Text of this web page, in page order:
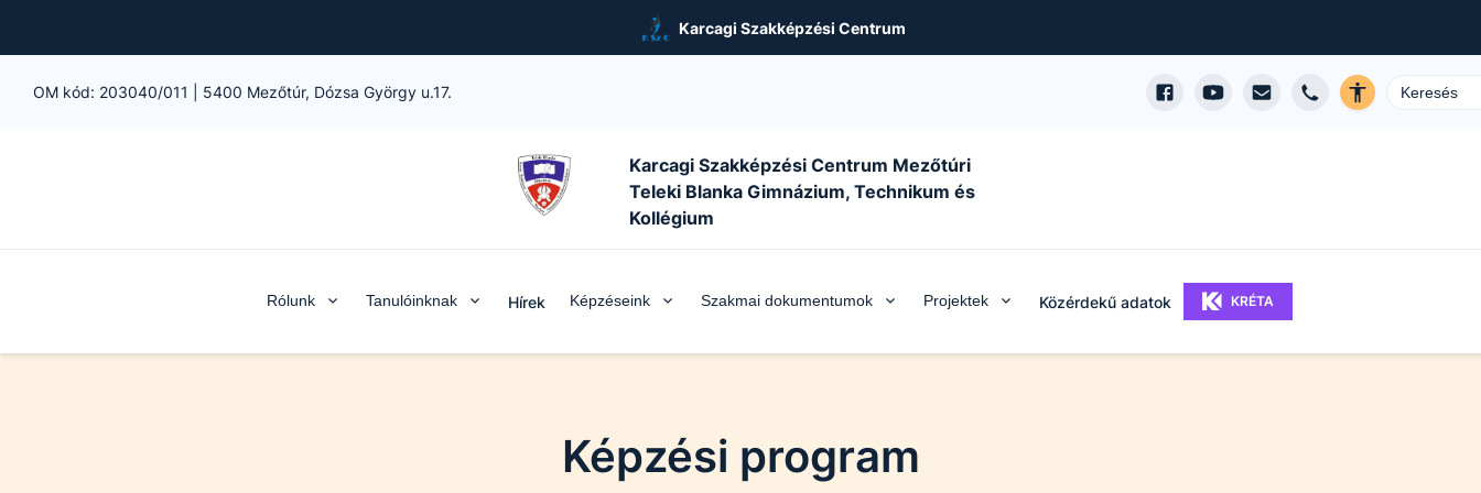
Karcagi Szakképzési Centrum
OM kód: 203040/011 5400 Mezőtúr, Dózsa György u.17.
Karcagi Szakképzési Centrum Mezőtúri
Teleki Blanka Gimnázium, Technikum és
Kollégium
Rólunk Tanulóinknak Hírek Képzéseink Szakmai dokumentumok Projektek Közérdekű adatok KRÉTA
Képzési program